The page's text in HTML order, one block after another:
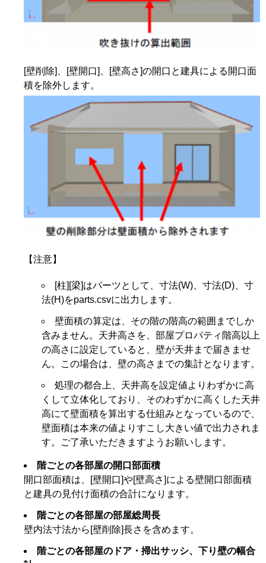
[壁削除]、[壁開口]、[壁高さ]の開口と建具による開口面
積を除外します。
【注意】
[柱][梁]はパーツとして、寸法(W)、寸法(D)、寸
法(H)をparts.csvに出力します。
壁面積の算定は、その階の階高の範囲までしか
含みません。天井高さを、部屋プロパティ階高以上
の高さに設定していると、壁が天井まで届きませ
ん。この場合は、壁の高さまでの集計となります。
処理の都合上、天井高を設定値よりわずかに高
くして立体化しており、そのわずかに高くした天井
高にて壁面積を算出する仕組みとなっているので、
壁面積は本来の値よりすこし大きい値で出力されま
す。ご了承いただきますようお願いします。
階ごとの各部屋の開口部面積
開口部面積は、[壁開口]や[壁高さ]による壁開口部面積
と建具の見付け面積の合計になります。
階ごとの各部屋の部屋総周長
壁内法寸法から[壁削除]長さを含めます。
階ごとの各部屋のドア・掃出サッシ、下り壁の幅合